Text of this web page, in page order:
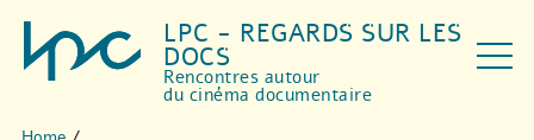
LPC - REGARDS SUR LES
DOCS
Rencontres autour
du cinéma documentaire